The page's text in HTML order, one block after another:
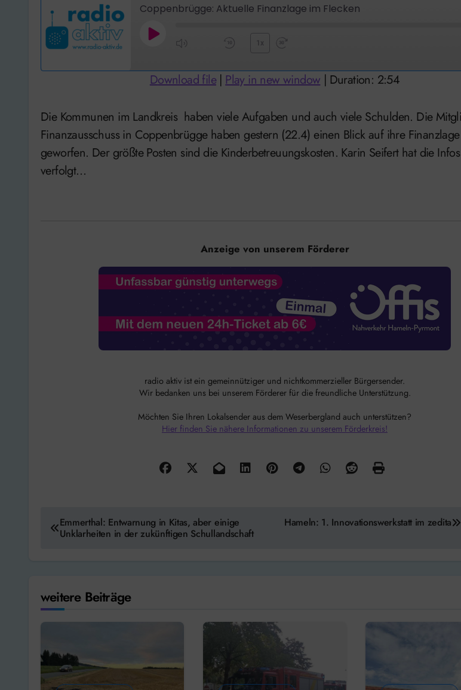
Coppenbrügge: Aktuelle Finanzlage im Flecken
Play
Mute/Unmute
Episode
Rewind
10
Seconds
1x
Forward
30
Download file|Play in new window | Duration: 2:54
Die Kommunen im Landkreis haben viele Aufgaben und auch viele Schulden. Die Mitglieder des
Finanzausschuss in Coppenbrügge haben gestern (22.4) einen Blick auf ihre Finanzlage
geworfen. Der größte Posten sind die Kinderbetreuungskosten. Karin Seifert hat die Infos
verfolgt…
Anzeige von unserem Förderer
radio aktiv ist ein gemeinnütziger und nichtkommerzieller Bürgersender.
Wir bedanken uns bei unserem Förderer für die freundliche Unterstützung.
Möchten Sie Ihren Lokalsender aus dem Weserbergland auch unterstützen?
Hier finden Sie nähere Informationen zu unserem Förderkreis!
Beitragsnavigation
Emmerthal: Entwarnung in Kitas, aber einige
Unklarheiten in der zukünftigen Schullandschaft
Hameln: 1. Innovationswerkstatt im zedita
weitere Beiträge